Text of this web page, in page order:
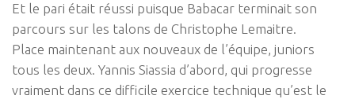
Et le pari était réussi puisque Babacar terminait son
parcours sur les talons de Christophe Lemaitre.
Place maintenant aux nouveaux de l’équipe, juniors
tous les deux. Yannis Siassia d’abord, qui progresse
vraiment dans ce difficile exercice technique qu’est le